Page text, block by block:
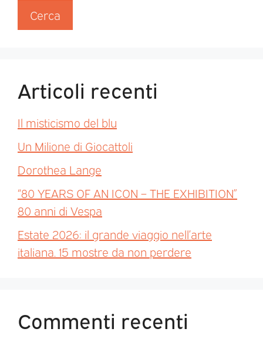
Cerca
Articoli recenti
Il misticismo del blu
Un Milione di Giocattoli
Dorothea Lange
“80 YEARS OF AN ICON – THE EXHIBITION”
80 anni di Vespa
Estate 2026: il grande viaggio nell’arte
italiana. 15 mostre da non perdere
Commenti recenti